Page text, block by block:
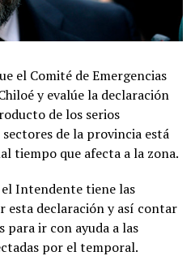
el Comité de Emergencias
y evalúe la declaración
de los serios
de la provincia está
tiempo que afecta a la zona.
Intendente tiene las
esta declaración y así contar
para ir con ayuda a las
por el temporal.